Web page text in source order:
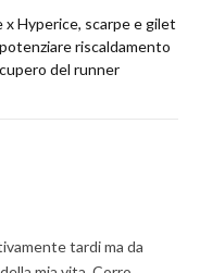
x Hyperice, scarpe e gilet
riscaldamento
del runner
tardi ma da